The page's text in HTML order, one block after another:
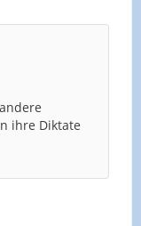
ihre Diktate